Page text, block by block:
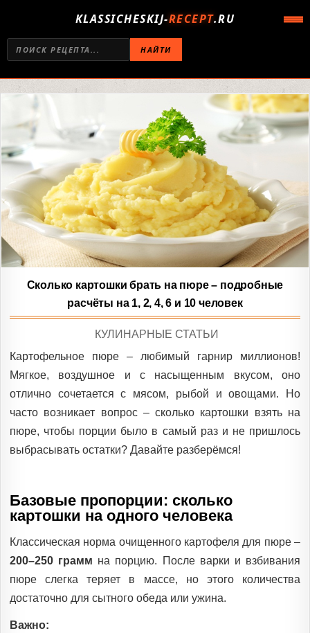
KLASSICHESKIJ-RECEPT.RU
НАЙТИ
Сколько картошки брать на пюре – подробные
расчёты на 1, 2, 4, 6 и 10 человек
POSTED
КУЛИНАРНЫЕ СТАТЬИ
Картофельное пюре – любимый гарнир миллионов!
Мягкое, воздушное и с насыщенным вкусом, оно
отлично сочетается с мясом, рыбой и овощами. Но
часто возникает вопрос – сколько картошки взять на
пюре, чтобы порции было в самый раз и не пришлось
выбрасывать остатки? Давайте разберёмся!
Базовые пропорции: сколько
картошки на одного человека
Классическая норма очищенного картофеля для пюре –
200–250 грамм на порцию. После варки и взбивания
пюре слегка теряет в массе, но этого количества
достаточно для сытного обеда или ужина.
Важно: